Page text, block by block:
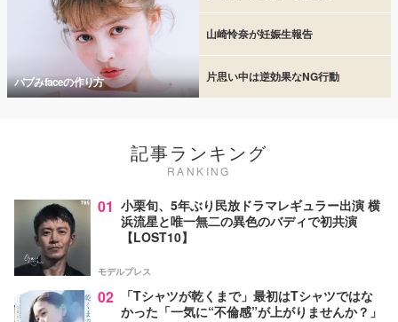
バブみfaceの作り方
山崎怜奈が妊娠生報告
片思い中は逆効果なNG行動
記事ランキング
RANKING
01 小栗旬、5年ぶり民放ドラマレギュラー出演 横
浜流星と唯一無二の異色のバディで初共演
【LOST10】
モデルプレス
02
「Tシャツが乾くまで」最初はTシャツではな
かった「一気に“不倫感”が上がりませんか？」